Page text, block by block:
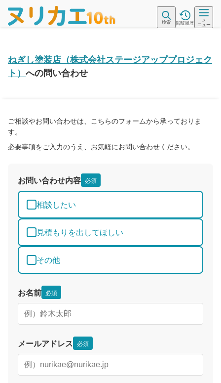
検索 閲覧履歴
メ
ニュー
ねぎし塗装店（株式会社ステージアッププロジェク
ト） への問い合わせ
ご相談やお問い合わせは、こちらのフォームから承っておりま
す。
必要事項をご入力のうえ、お気軽にお問い合わせください。
お問い合わせ内容 必須
相談したい
見積もりを出してほしい
その他
お名前 必須
メールアドレス 必須